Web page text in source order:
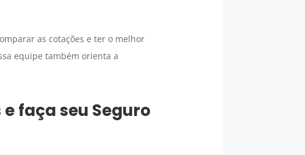
as cotações e ter o melhor
equipe também orienta a
faça seu Seguro